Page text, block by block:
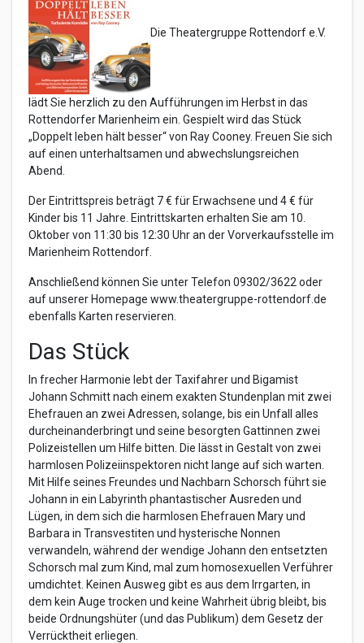
Die Theatergruppe Rottendorf e.V.
lädt Sie herzlich zu den Aufführungen im Herbst in das
Rottendorfer Marienheim ein. Gespielt wird das Stück
„Doppelt leben hält besser“ von Ray Cooney. Freuen Sie sich
auf einen unterhaltsamen und abwechslungsreichen
Abend.
Der Eintrittspreis beträgt 7 € für Erwachsene und 4 € für
Kinder bis 11 Jahre. Eintrittskarten erhalten Sie am 10.
Oktober von 11:30 bis 12:30 Uhr an der Vorverkaufsstelle im
Marienheim Rottendorf.
Anschließend können Sie unter Telefon 09302/3622 oder
auf unserer Homepage www.theatergruppe-rottendorf.de
ebenfalls Karten reservieren.
Das Stück
In frecher Harmonie lebt der Taxifahrer und Bigamist
Johann Schmitt nach einem exakten Stundenplan mit zwei
Ehefrauen an zwei Adressen, solange, bis ein Unfall alles
durcheinanderbringt und seine besorgten Gattinnen zwei
Polizeistellen um Hilfe bitten. Die lässt in Gestalt von zwei
harmlosen Polizeiinspektoren nicht lange auf sich warten.
Mit Hilfe seines Freundes und Nachbarn Schorsch führt sie
Johann in ein Labyrinth phantastischer Ausreden und
Lügen, in dem sich die harmlosen Ehefrauen Mary und
Barbara in Transvestiten und hysterische Nonnen
verwandeln, während der wendige Johann den entsetzten
Schorsch mal zum Kind, mal zum homosexuellen Verführer
umdichtet. Keinen Ausweg gibt es aus dem Irrgarten, in
dem kein Auge trocken und keine Wahrheit übrig bleibt, bis
beide Ordnungshüter (und das Publikum) dem Gesetz der
Verrücktheit erliegen.